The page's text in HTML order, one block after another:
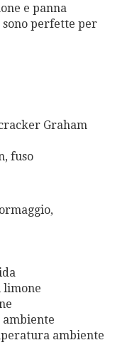
e panna
sono perfette per
Graham
fuso
limone
ambiente